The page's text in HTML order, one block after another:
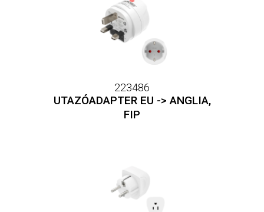
223486
UTAZÓADAPTER EU -> ANGLIA,
FIP